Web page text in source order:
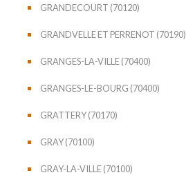
GRANDECOURT (70120)
GRANDVELLE ET PERRENOT (70190)
GRANGES-LA-VILLE (70400)
GRANGES-LE-BOURG (70400)
GRATTERY (70170)
GRAY (70100)
GRAY-LA-VILLE (70100)